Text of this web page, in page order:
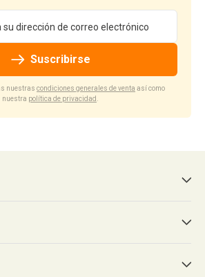
Suscribirse
nuestras condiciones generales de venta así como
nuestra política de privacidad .